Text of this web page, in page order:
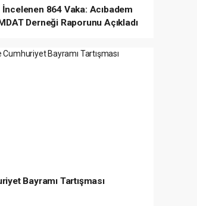
864 Vaka: Acıbadem
Derneği Raporunu Açıkladı
Bayramı Tartışması